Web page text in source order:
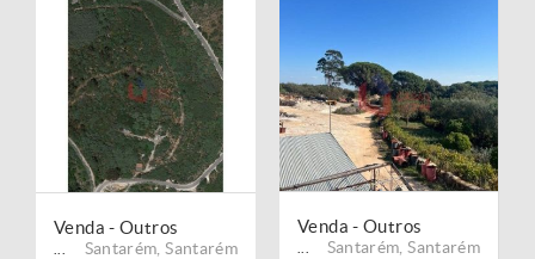
Venda - Outros
Santarém ,Santarém
Venda - Outros
Santarém ,Santarém